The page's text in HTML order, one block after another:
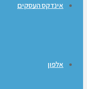
אינדקס העסקים
אלפון